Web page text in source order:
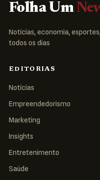
Folha Um
Notícias, economia,
todos os dias
EDITORIAS
Notícias
Empreendedorismo
Marketing
Insights
Entretenimento
Saúde